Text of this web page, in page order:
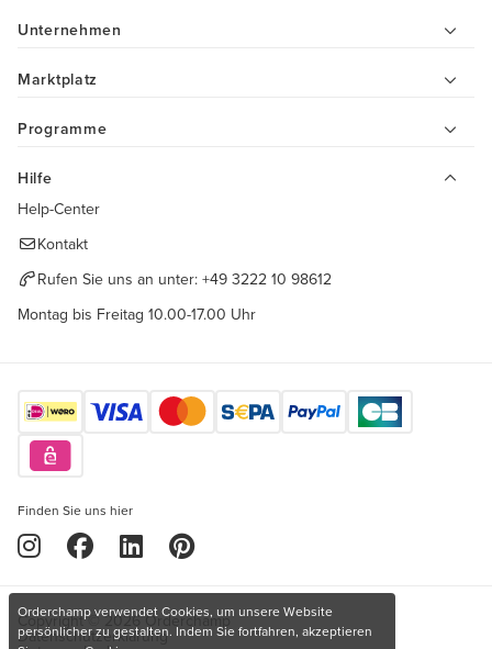
Unternehmen
Marktplatz
Programme
Hilfe
Help-Center
Kontakt
Rufen Sie uns an unter: +49 3222 10 98612
Montag bis Freitag 10.00-17.00 Uhr
Finden Sie uns hier
Copyright © 2026 Orderchamp
Datenschutzerklärung
Orderchamp verwendet Cookies, um unsere Website
persönlicher zu gestalten. Indem Sie fortfahren, akzeptieren